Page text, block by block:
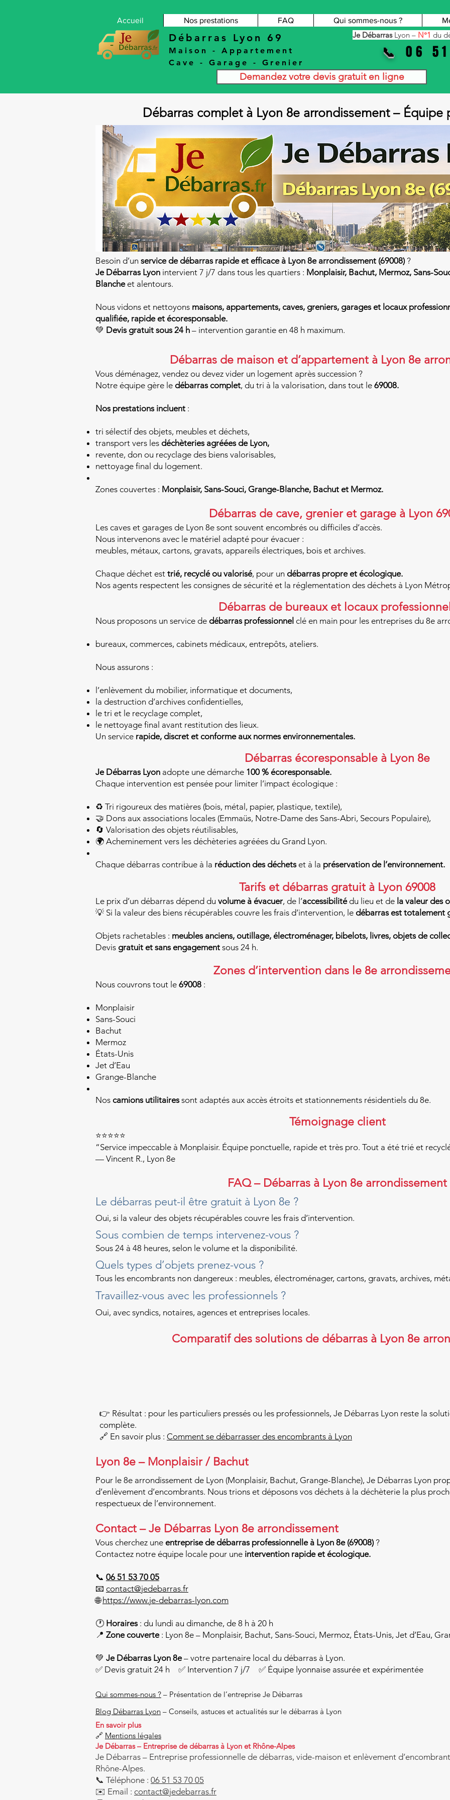
Accueil Nos prestations FAQ Qui sommes-nous ?
Débarras Lyon 69
Maison - Appartement
Cave
- Garage - Grenier
Je Débarras Lyon – N°1 du
📞 06
Demandez votre devis gratuit en ligne
Débarras complet à Lyon 8e arrondissement – Équipe
Besoin d’un service de débarras rapide et efficace à Lyon 8e arrondissement (69008)?
Je Débarras Lyon intervient 7 j/7 dans tous les quartiers : Monplaisir, Bachut, Mermoz, Sans-
Blancheet alentours.
Nous vidons et nettoyons maisons, appartements, caves, greniers, garages et locaux
qualifiée, rapide et écoresponsable.
💚 Devis gratuit sous 24 h – intervention garantie en 48 h maximum.
Débarras de maison et d’appartement à Lyon 8e
Vous déménagez, vendez ou devez vider un logement après succession ?
Notre équipe gère le débarras complet, du tri à la valorisation, dans tout le 69008.
Nos prestations incluent :
tri sélectif des objets, meubles et déchets,
transport vers les déchèteries agréées de Lyon,
revente, don ou recyclage des biens valorisables,
nettoyage final du logement.
Zones couvertes : Monplaisir, Sans-Souci, Grange-Blanche, Bachut et Mermoz.
Débarras de cave, grenier et garage à Lyon
Les caves et garages de Lyon 8e sont souvent encombrés ou difficiles d’accès.
Nous intervenons avec le matériel adapté pour évacuer :
meubles, métaux, cartons, gravats, appareils électriques, bois et archives.
Chaque déchet est trié, recyclé ou valorisé, pour un débarras propre et écologique.
Nos agents respectent les consignes de sécurité et la réglementation des déchets à Lyon
Débarras de bureaux et locaux
Nous proposons un service de débarras professionnel clé en main pour les entreprises du 8e
bureaux, commerces, cabinets médicaux, entrepôts, ateliers.
Nous assurons :
l’enlèvement du mobilier, informatique et documents,
la destruction d’archives confidentielles,
le tri et le recyclage complet,
le nettoyage final avant restitution des lieux.
Un service rapide, discret et conforme aux normes environnementales.
Débarras écoresponsable à Lyon 8e
Je Débarras Lyon adopte une démarche 100 % écoresponsable.
Chaque intervention est pensée pour limiter l’impact écologique :
♻️ Tri rigoureux des matières (bois, métal, papier, plastique, textile),
🤝 Dons aux associations locales (Emmaüs, Notre-Dame des Sans-Abri, Secours Populaire),
🔄 Valorisation des objets réutilisables,
🌍 Acheminement vers les déchèteries agréées du Grand Lyon.
Chaque débarras contribue à la réduction des déchetset à la préservation de l’environnement.
Tarifs et débarras gratuit à Lyon 69008
Le prix d’un débarras dépend du volume à évacuer, de l’accessibilitédu lieu et de la valeur des
💡 Si la valeur des biens récupérables couvre les frais d’intervention, le débarras est totalement
Objets rachetables : meubles anciens, outillage, électroménager, bibelots, livres, objets de
Devis gratuit et sans engagement sous 24 h.
Zones d’intervention dans le 8e
Nous couvrons tout le 69008 :
Monplaisir
Sans-Souci
Bachut
Mermoz
États-Unis
Jet d’Eau
Grange-Blanche
Nos camions utilitairessont adaptés aux accès étroits et stationnements résidentiels du 8e.
Témoignage client
⭐⭐⭐⭐⭐
“Service impeccable à Monplaisir. Équipe ponctuelle, rapide et très pro. Tout a été trié et
— Vincent R., Lyon 8e
FAQ – Débarras à Lyon 8e arrondissement
Le débarras peut-il être gratuit à Lyon 8e ?
Oui, si la valeur des objets récupérables couvre les frais d’intervention.
Sous combien de temps intervenez-vous ?
Sous 24 à 48 heures, selon le volume et la disponibilité.
Quels types d’objets prenez-vous ?
Tous les encombrants non dangereux : meubles, électroménager, cartons, gravats, archives,
Travaillez-vous avec les professionnels ?
Oui, avec syndics, notaires, agences et entreprises locales.
Comparatif des solutions de débarras à Lyon 8e
👉 Résultat : pour les particuliers pressés ou les professionnels, Je Débarras Lyon reste la
complète.
🔗 En savoir plus : Comment se débarrasser des encombrants à Lyon
Lyon 8e – Monplaisir / Bachut
Pour le 8e arrondissement de Lyon (Monplaisir, Bachut, Grange-Blanche), Je Débarras Lyon
d’enlèvement d’encombrants. Nous trions et déposons vos déchets à la déchèterie la plus
respectueux de l’environnement.
Contact – Je Débarras Lyon 8e arrondissement
Vous cherchez une entreprise de débarras professionnelle à Lyon 8e (69008)?
Contactez notre équipe locale pour une intervention rapide et écologique.
📞 06 51 53 70 05
📧 contact@jedebarras.fr
🌐 https://www.je-debarras-lyon.com
🕐 Horaires: du lundi au dimanche, de 8 h à 20 h
📍 Zone couverte: Lyon 8e – Monplaisir, Bachut, Sans-Souci, Mermoz, États-Unis, Jet d’Eau,
💚 Je Débarras Lyon 8e– votre partenaire local du débarras à Lyon.
✅ Devis gratuit 24 h ✅ Intervention 7 j/7 ✅ Équipe lyonnaise assurée et expérimentée
Qui sommes-nous ? – Présentation de l’entreprise Je Débarras
Blog Débarras Lyon – Conseils, astuces et actualités sur le débarras à Lyon
En savoir plus
🔗 Mentions légales
Je Débarras – Entreprise de débarras à Lyon et Rhône-Alpes
Je Débarras – Entreprise professionnelle de débarras, vide-maison et enlèvement
Rhône-Alpes.
📞 Téléphone : 06 51 53 70 05
✉️ Email : contact@jedebarras.fr